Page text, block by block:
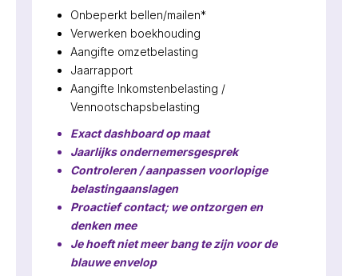
Onbeperkt bellen/mailen*
Verwerken boekhouding
Aangifte omzetbelasting
Jaarrapport
Aangifte Inkomstenbelasting /
Vennootschapsbelasting
Exact dashboard op maat
Jaarlijks ondernemersgesprek
Controleren / aanpassen voorlopige
belastingaanslagen
Proactief contact; we ontzorgen en
denken mee
Je hoeft niet meer bang te zijn voor de
blauwe envelop